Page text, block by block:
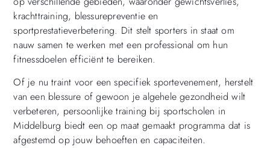
krachttraining, blessurepreventie en
sportprestatieverbetering. Dit stelt sporters in staat om
nauw samen te werken met een professional om hun
fitnessdoelen efficiënt te bereiken.
Of je nu traint voor een specifiek sportevenement, herstelt
van een blessure of gewoon je algehele gezondheid wilt
verbeteren, persoonlijke training bij sportscholen in
Middelburg biedt een op maat gemaakt programma dat is
afgestemd op jouw behoeften en capaciteiten.